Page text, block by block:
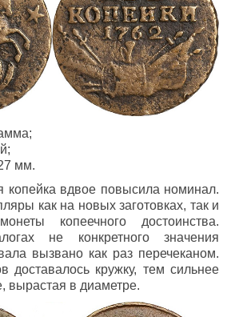
мм.
вдвое повысила номинал.
как на новых заготовках, так и
копеечного достоинства.
не конкретного значения
вызвано как раз перечеканом.
доставалось кружку, тем сильнее
вырастая в диаметре.